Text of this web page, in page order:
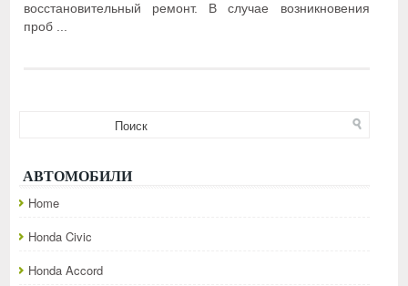
восстановительный ремонт. В случае возникновения
проб ...
АВТОМОБИЛИ
Home
Honda Civic
Honda Accord